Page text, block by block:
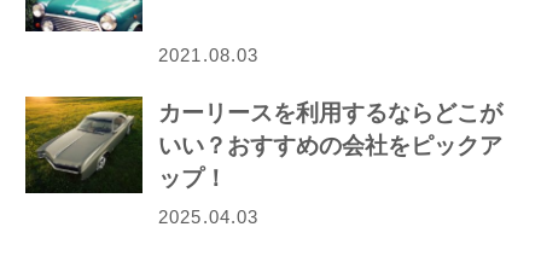
2021.08.03
カーリースを利用するならどこが
いい？おすすめの会社をピックア
ップ！
2025.04.03